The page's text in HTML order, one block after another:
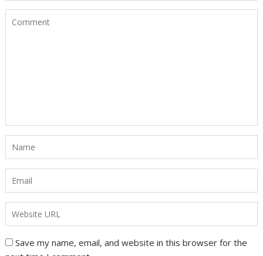
Save my name, email, and website in this browser for the